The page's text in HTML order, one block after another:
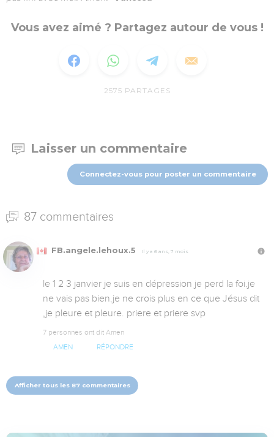
Vous avez aimé ? Partagez autour de vous !
2575 PARTAGES
Laisser un commentaire
Connectez-vous pour poster un commentaire
87 commentaires
FB.angele.lehoux.5 Il y a 6 ans, 7 mois
le 1 2 3 janvier je suis en dépression je perd la foi.je
ne vais pas bien.je ne crois plus en ce que Jésus dit
,je pleure et pleure. priere et priere svp
7 personnes ont dit Amen
AMEN RÉPONDRE
Afficher tous les 87 commentaires